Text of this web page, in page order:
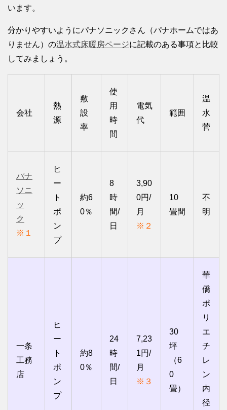
います。
分かりやすいようにパナソニックさん（パナホームではあ
りません）の温水式床暖房ページに記載のある事項と比較
してみましょう。
会社
熱
源
敷
設
率
使
用
時
間
電気
代
範囲
温
水
菅
パナ
ソニ
ッ
ク
※１
ヒ
ー
ト
ポ
ン
プ
約6
0％
8
時
間/
日
3,90
0円/
月
※２
10
畳間
不
明
一条
工務
店
ヒ
ー
ト
ポ
ン
プ
約8
0％
24
時
間/
日
7,23
1円/
月
※３
30
坪
（6
0
畳）
華
僑
ポ
リ
エ
チ
レ
ン
内
径